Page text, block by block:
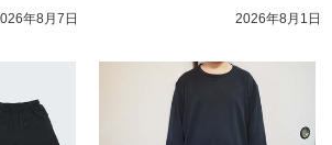
年8月7日 2026年8月1日